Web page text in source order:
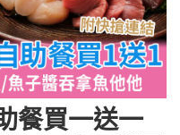
餐買一送一